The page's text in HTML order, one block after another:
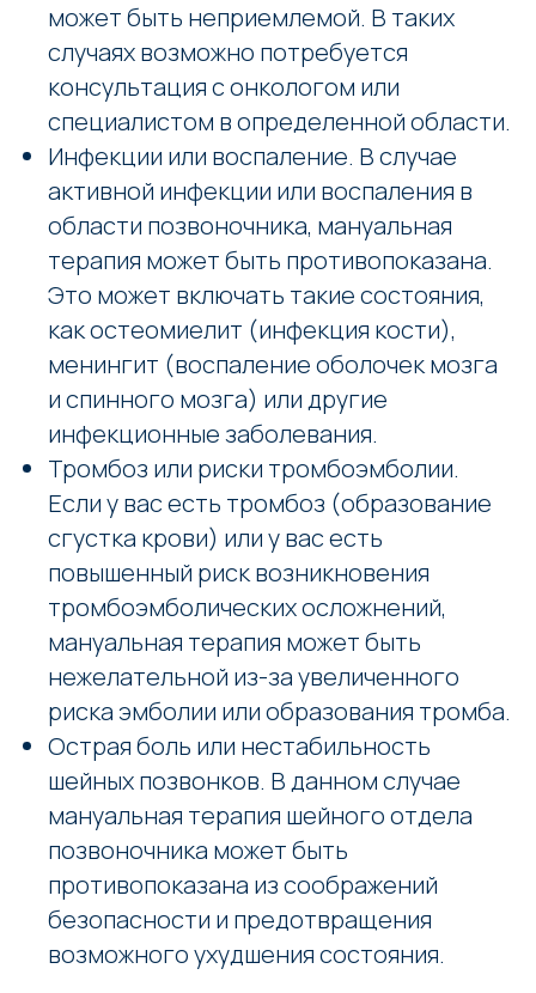
Заказать звонок
может быть неприемлемой. В таких
случаях возможно потребуется
консультация с онкологом или
специалистом в определенной области.
Инфекции или воспаление. В случае
активной инфекции или воспаления в
области позвоночника, мануальная
терапия может быть противопоказана.
Это может включать такие состояния,
как остеомиелит (инфекция кости),
менингит (воспаление оболочек мозга
и спинного мозга) или другие
инфекционные заболевания.
Тромбоз или риски тромбоэмболии.
Если у вас есть тромбоз (образование
сгустка крови) или у вас есть
повышенный риск возникновения
тромбоэмболических осложнений,
мануальная терапия может быть
нежелательной из-за увеличенного
риска эмболии или образования тромба.
Острая боль или нестабильность
шейных позвонков. В данном случае
мануальная терапия шейного отдела
позвоночника может быть
противопоказана из соображений
безопасности и предотвращения
возможного ухудшения состояния.